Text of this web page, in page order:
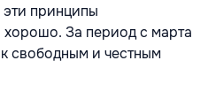
принципы
За период с марта
свободным и честным